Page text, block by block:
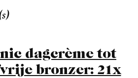
dagcrème tot
bronzer: 21x